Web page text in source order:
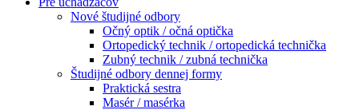
Nové študijné odbory
Očný optik / očná optička
Ortopedický technik / ortopedická technička
Zubný technik / zubná technička
Študijné odbory dennej formy
Praktická sestra
Masér / masérka